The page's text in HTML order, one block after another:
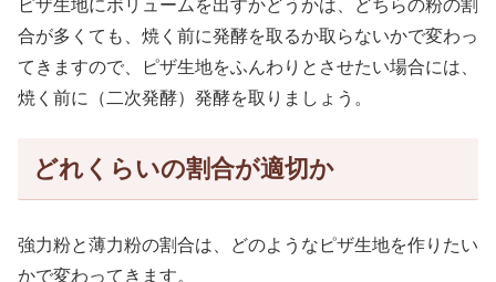
ピザ生地にボリュームを出すかどうかは、どちらの粉の割
合が多くても、焼く前に発酵を取るか取らないかで変わっ
てきますので、ピザ生地をふんわりとさせたい場合には、
焼く前に（二次発酵）発酵を取りましょう。
どれくらいの割合が適切か
強力粉と薄力粉の割合は、どのようなピザ生地を作りたい
かで変わってきます。